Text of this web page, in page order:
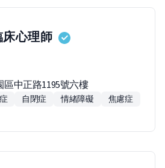
床心理師
區中正路1195號六樓
自閉症 情緒障礙
焦慮症